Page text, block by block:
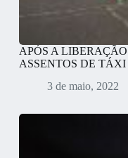
APÓS A
ASSENTOS DE TÁXI
3 de maio, 2022